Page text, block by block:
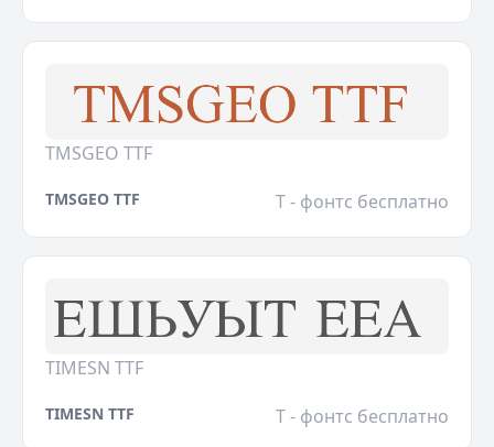
TMSGEO TTF
TMSGEO TTF T - фонтс бесплатно
TIMESN TTF
TIMESN TTF T - фонтс бесплатно